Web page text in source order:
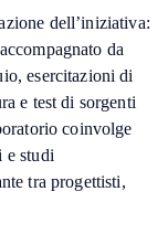
dell’iniziativa:
da
esercitazioni di
e test di sorgenti
coinvolge
e studi
tra progettisti,